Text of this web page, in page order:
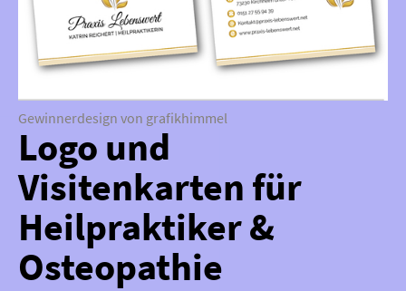
Gewinnerdesign von grafikhimmel
Logo und
Visitenkarten für
Heilpraktiker &
Osteopathie